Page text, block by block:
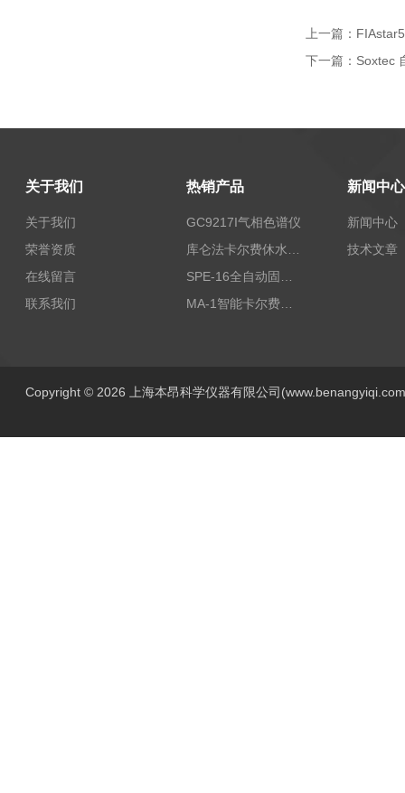
上一篇：
下一篇： Soxtec
关于我们
关于我们
荣誉资质
在线留言
联系我们
热销产品
GC9217I气相色谱仪
MA-1智能卡尔费休水分测定仪
新闻中心
新闻中心
技术文章
Copyright © 2026 上海本昂科学仪器有限公司